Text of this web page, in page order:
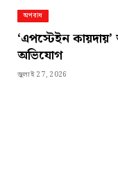
অপরাধ
‘এপস্টেইন কায়দায়’
অভিযোগ
জুলাই 27, 2026